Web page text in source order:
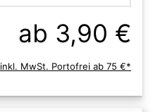
ab 3,90 €
inkl. MwSt. Portofrei ab 75 €*